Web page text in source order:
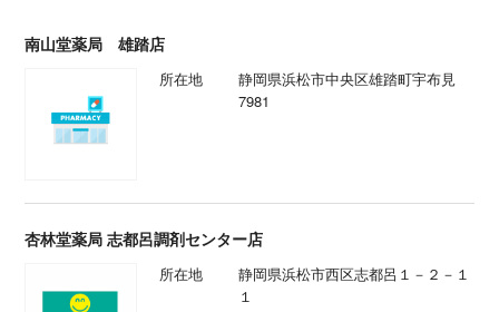
南山堂薬局 雄踏店
所在地
静岡県浜松市中央区雄踏町宇布見
7981
杏林堂薬局 志都呂調剤センター店
所在地
静岡県浜松市西区志都呂１－２－１
１